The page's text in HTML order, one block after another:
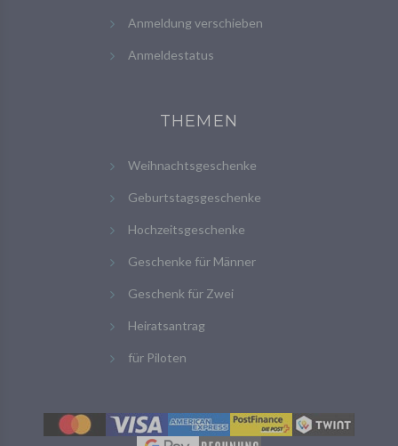
Anmeldung verschieben
Anmeldestatus
THEMEN
Weihnachtsgeschenke
Geburtstagsgeschenke
Hochzeitsgeschenke
Geschenke für Männer
Geschenk für Zwei
Heiratsantrag
für Piloten